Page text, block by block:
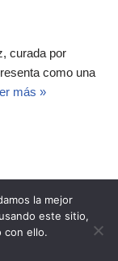
curada por
como una
más »
la mejor
este sitio,
con ello.